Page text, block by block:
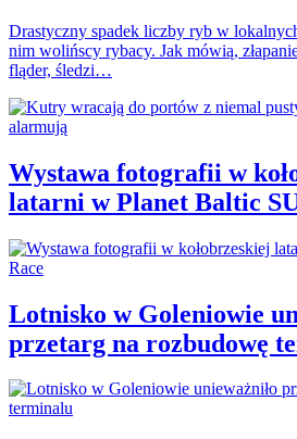
Drastyczny spadek liczby ryb w
nim wolińscy rybacy. Jak mówią,
fląder, śledzi…
Wystawa fotografii w
latarni w Planet Baltic
Lotnisko w Goleniowie
przetarg na rozbudowę